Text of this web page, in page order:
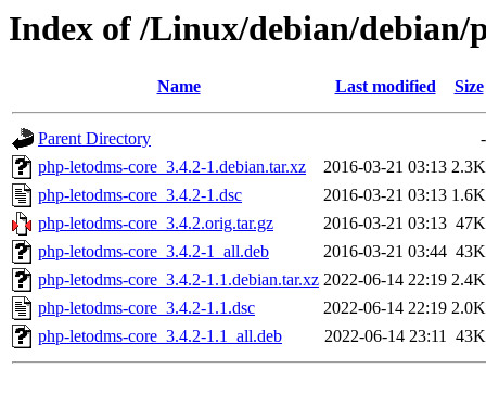
Index of /Linux/debian/debian/
Name Last modified Size
Parent Directory
-
php-letodms-core_3.4.2-1.debian.tar.xz
2016-03-21 03:13 2.3K
php-letodms-core_3.4.2-1.dsc
2016-03-21 03:13 1.6K
php-letodms-core_3.4.2.orig.tar.gz
2016-03-21 03:13 47K
php-letodms-core_3.4.2-1_all.deb
2016-03-21 03:44 43K
php-letodms-core_3.4.2-1.1.debian.tar.xz 2022-06-14 22:19 2.4K
php-letodms-core_3.4.2-1.1.dsc
2022-06-14 22:19 2.0K
php-letodms-core_3.4.2-1.1_all.deb
2022-06-14 23:11 43K